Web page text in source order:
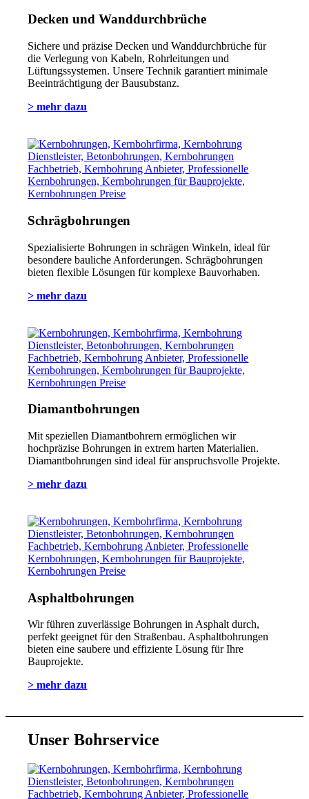
Decken und Wanddurchbrüche
Sichere und präzise Decken und Wanddurchbrüche für
die Verlegung von Kabeln, Rohrleitungen und
Lüftungssystemen. Unsere Technik garantiert minimale
Beeinträchtigung der Bausubstanz.
> mehr dazu
Schrägbohrungen
Spezialisierte Bohrungen in schrägen Winkeln, ideal für
besondere bauliche Anforderungen. Schrägbohrungen
bieten flexible Lösungen für komplexe Bauvorhaben.
> mehr dazu
Diamantbohrungen
Mit speziellen Diamantbohrern ermöglichen wir
hochpräzise Bohrungen in extrem harten Materialien.
Diamantbohrungen sind ideal für anspruchsvolle Projekte.
> mehr dazu
Asphaltbohrungen
Wir führen zuverlässige Bohrungen in Asphalt durch,
perfekt geeignet für den Straßenbau. Asphaltbohrungen
bieten eine saubere und effiziente Lösung für Ihre
Bauprojekte.
> mehr dazu
Unser Bohrservice